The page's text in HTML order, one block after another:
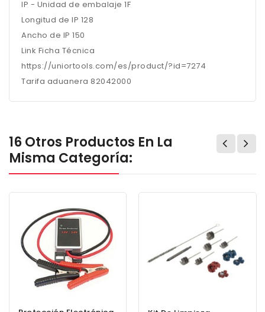
IP - Unidad de embalaje 1F
Longitud de IP 128
Ancho de IP 150
Link Ficha Técnica
https://uniortools.com/es/product/?id=7274
Tarifa aduanera 82042000
16 Otros Productos En La
Misma Categoría: